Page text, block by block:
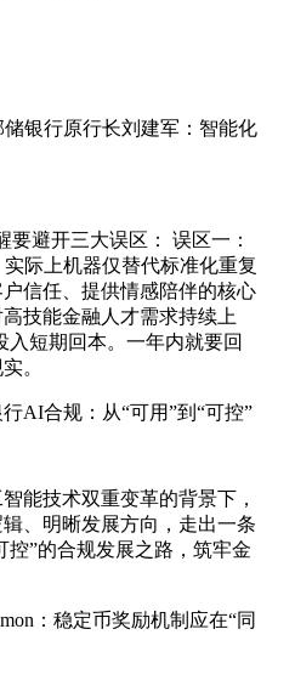
银行原行长刘建军：智能化
要避开三大误区： 误区一：
际上机器仅替代标准化重复
信任、提供情感陪伴的核心
技能金融人才需求持续上
短期回本。一年内就要回
。
AI合规：从“可用”到“可控”
能技术双重变革的背景下，
、明晰发展方向，走出一条
控”的合规发展之路，筑牢金
：稳定币奖励机制应在“同